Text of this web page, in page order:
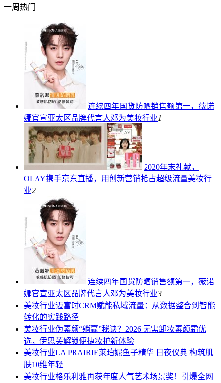
一周热门
连续四年国货防晒销售额第一，薇诺
娜官宣亚太区品牌代言人邓为美妆行业1
2020年末礼献，
OLAY携手京东直播，用创新营销抢占超级流量美妆行
业2
连续四年国货防晒销售额第一，薇诺
娜官宣亚太区品牌代言人邓为美妆行业3
美妆行业迈富时CRM赋能私域流量：从数据整合到智能
转化的实践路径
美妆行业伪素颜“躺赢”秘诀？2026 无需卸妆素颜霜优
选，伊思芙解锁便捷妆护新体验
美妆行业LA PRAIRIE莱珀妮鱼子精华 日夜仪典 构筑肌
肤10维年轻
美妆行业格乐利雅再获年度人气艺术场景奖！引爆全网